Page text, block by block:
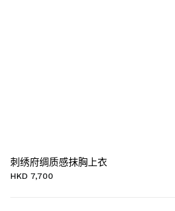
刺绣府绸质感抹胸上衣
HKD 7,700